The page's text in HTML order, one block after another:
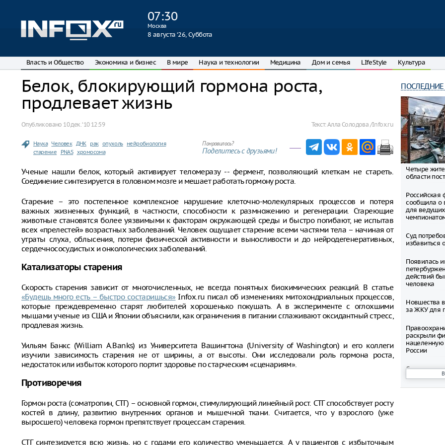
07:30
Москва
8 августа ‘26, Суббота
Власть и Общество Экономика и бизнес В мире Наука и технологии Медицина Дом и семья LIfeStyle Культура
Белок, блокирующий гормона роста,
продлевает жизнь
Опубликовано 10 дек. ‘10 12:59 Текст:Алла Солодова /Infox.ru
Наука Человек ДНК рак опухоль нейробиология
старение
PNAS хромосома
Понравилось?
Поделитесь с друзьями!
Ученые нашли белок, который активирует теломеразу -- фермент, позволяющий клеткам не стареть.
Соединение синтезируется в головном мозге и мешает работать гормону роста.
Старение – это постепенное комплексное нарушение клеточно-молекулярных процессов и потеря
важных жизненных функций, в частности, способности к размножению и регенерации. Стареющие
животные становятся более уязвимыми к факторам окружающей среды и быстро погибают, не испытав
всех «прелестей» возрастных заболеваний. Человек ощущает старение всеми частями тела – начиная от
утраты слуха, облысения, потери физической активности и выносливости и до нейродегенеративных,
сердечнососудистых и онкологических заболеваний.
Катализаторы старения
Скорость старения зависит от многочисленных, не всегда понятных биохимических реакций. В статье
«Будешь много есть – быстро состаришься» Infox.ru писал об изменениях митохондриальных процессов,
которые преждевременно старят любителей хорошенько покушать. А в эксперименте с оглохшими
мышами ученые из США и Японии объяснили, как ограничения в питании сглаживают оксидантный стресс,
продлевая жизнь.
Уильям Банкс (William A.Banks) из Университета Вашингтона (University of Washington) и его коллеги
изучили зависимость старения не от ширины, а от высоты. Они исследовали роль гормона роста,
недостаток или избыток которого портит здоровье по старческим «сценариям».
Противоречия
Гормон роста (соматропин, СТГ) – основной гормон, стимулирующий линейный рост. СТГ способствует росту
костей в длину, развитию внутренних органов и мышечной ткани. Считается, что у взрослого (уже
выросшего) человека гормон препятствует процессам старения.
СТГ синтезируется всю жизнь, но с годами его количество уменьшается. А у пациентов с избыточным
Четыре
области
Российская
сообщила о
для
Суд
избавиться
Появилась
действий
человека
Новшества
за ЖКУ для
раскрыли
нацеленную
России
Северные